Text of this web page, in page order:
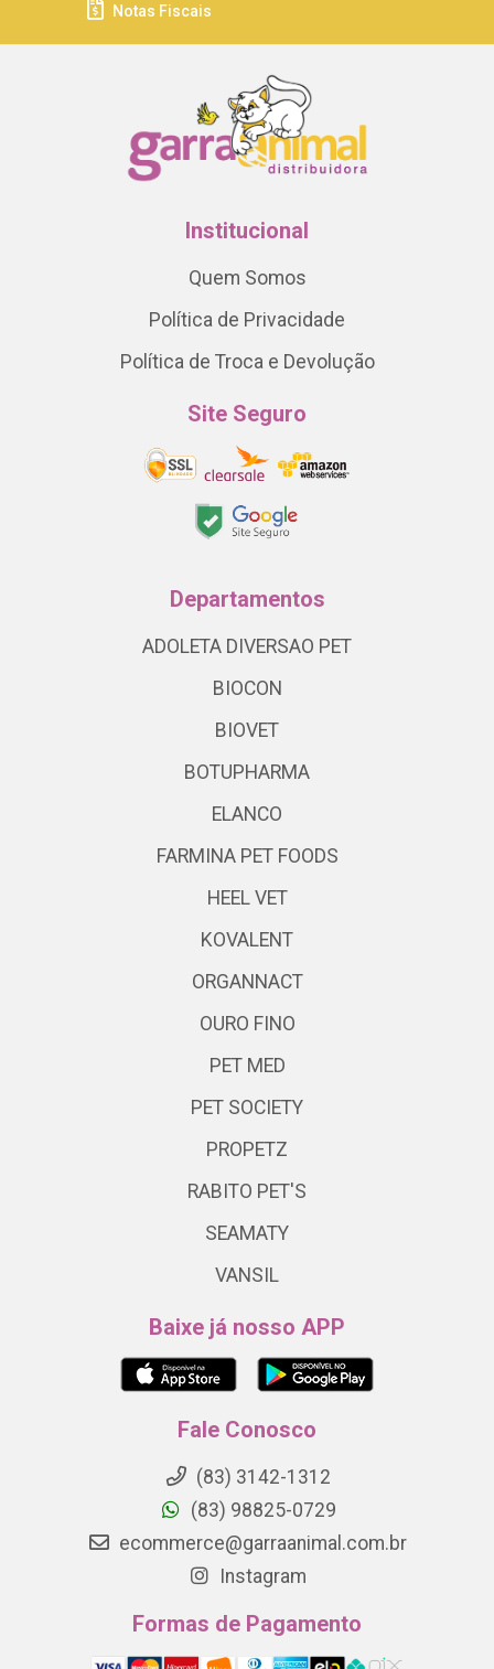
Notas Fiscais
Institucional
Quem Somos
Política de Privacidade
Política de Troca e Devolução
Site Seguro
Departamentos
ADOLETA DIVERSAO PET
BIOCON
BIOVET
BOTUPHARMA
ELANCO
FARMINA PET FOODS
HEEL VET
KOVALENT
ORGANNACT
OURO FINO
PET MED
PET SOCIETY
PROPETZ
RABITO PET'S
SEAMATY
VANSIL
Baixe já nosso APP
Fale Conosco
(83) 3142-1312
(83) 98825-0729
ecommerce@garraanimal.com.br
Instagram
Formas de Pagamento